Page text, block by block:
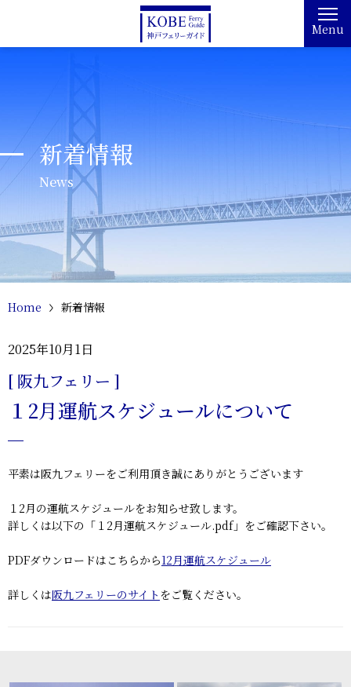
Menu
新着情報
News
Home 新着情報
2025年10月1日
[ 阪九フェリー ]
１2月運航スケジュールについて
平素は阪九フェリーをご利用頂き誠にありがとうございます
１2月の運航スケジュールをお知らせ致します。
詳しくは以下の「１2月運航スケジュール.pdf」をご確認下さい。
PDFダウンロードはこちらから12月運航スケジュール
詳しくは阪九フェリーのサイト をご覧ください。